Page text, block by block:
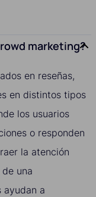
marketing?
en reseñas,
en distintos tipos
los usuarios
o responden
la atención
una
ayudan a